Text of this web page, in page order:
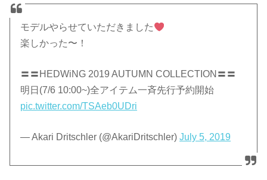
モデルやらせていただきました
楽しかった〜！
〓〓HEDWiNG 2019 AUTUMN COLLECTION〓〓
明日(7/6 10:00~)全アイテム一斉先行予約開始
pic.twitter.com/TSAeb0UDri
— Akari Dritschler (@AkariDritschler)July 5, 2019